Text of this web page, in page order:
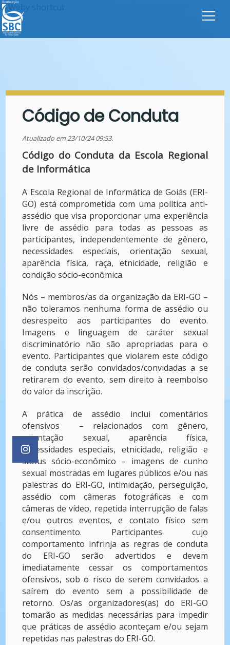
Código de Conduta
Atualizado em 23/10/24 09:53.
Código do Conduta da Escola Regional
de Informática
A Escola Regional de Informática de Goiás (ERI-
GO) está comprometida com uma política anti-
assédio que visa proporcionar uma experiência
livre de assédio para todas as pessoas as
participantes, independentemente de gênero,
necessidades especiais, orientação sexual,
aparência física, raça, etnicidade, religião e
condição sócio-econômica.
Nós – membros/as da organização da ERI-GO –
não toleramos nenhuma forma de assédio ou
desrespeito aos participantes do evento.
Imagens e linguagem de caráter sexual
discriminatório não são apropriadas para o
evento. Participantes que violarem este código
de conduta serão convidados/convidadas a se
retirarem do evento, sem direito à reembolso
do valor da inscrição.
A prática de assédio inclui comentários
ofensivos – relacionados com gênero,
orientação sexual, aparência física,
necessidades especiais, etnicidade, religião e
status sócio-econômico – imagens de cunho
sexual mostradas em lugares públicos e/ou nas
palestras do ERI-GO, intimidação, perseguição,
assédio com câmeras fotográficas e com
câmeras de vídeo, repetida interrupção de falas
e/ou outros eventos, e contato físico sem
consentimento. Participantes cujo
comportamento infrinja as regras de conduta
do ERI-GO serão advertidos e devem
imediatamente cessar os comportamentos
ofensivos, sob o risco de serem convidados a
saírem do evento sem a possibilidade de
retorno. Os/as organizadores(as) do ERI-GO
tomarão as medidas necessárias para impedir
que práticas de assédio aconteçam e/ou sejam
repetidas nas palestras do ERI-GO.